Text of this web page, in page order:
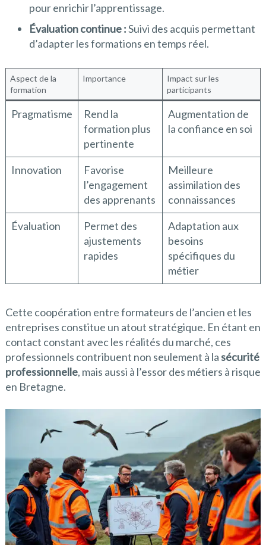
pour enrichir l’apprentissage.
Évaluation continue :Suivi des acquis permettant
d’adapter les formations en temps réel.
Aspect de la
formation
Importance
Impact sur les
participants
Pragmatisme
Rend la
formation plus
pertinente
Augmentation de
la confiance en soi
Innovation
Favorise
l’engagement
des apprenants
Meilleure
assimilation des
connaissances
Évaluation
Permet des
ajustements
rapides
Adaptation aux
besoins
spécifiques du
métier
Cette coopération entre formateurs de l’ancien et les
entreprises constitue un atout stratégique. En étant en
contact constant avec les réalités du marché, ces
professionnels contribuent non seulement à lasécurité
professionnelle, mais aussi à l’essor des métiers à risque
en Bretagne.